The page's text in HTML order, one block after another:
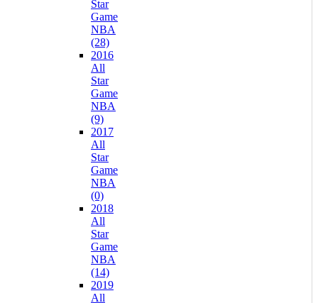
Star
Game
NBA
(28)
2016
All
Star
Game
NBA
(9)
2017
All
Star
Game
NBA
(0)
2018
All
Star
Game
NBA
(14)
2019
All